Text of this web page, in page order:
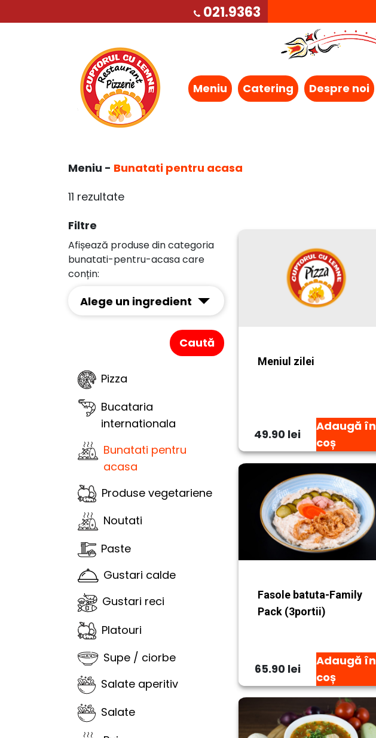
021.9363
Meniu Catering Despre noi
Meniu - Bunatati pentru acasa
11 rezultate
Filtre
Afișează produse din categoria
bunatati-pentru-acasa care
conțin:
Alege un ingredient
Caută
Pizza
Bucataria
internationala
Bunatati pentru
acasa
Produse vegetariene
Noutati
Paste
Gustari calde
Gustari reci
Platouri
Supe / ciorbe
Salate aperitiv
Salate
Meniul zilei
49.90 lei
Adaugă în
coș
Fasole batuta-Family
Pack (3portii)
65.90 lei
Adaugă în
coș